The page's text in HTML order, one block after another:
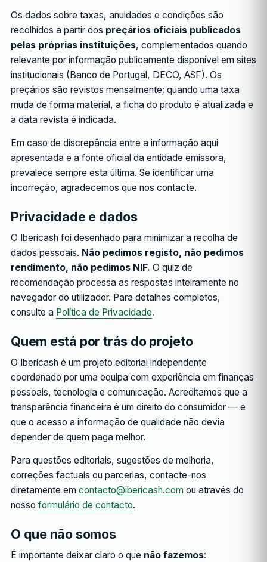
Os dados sobre taxas, anuidades e condições são
recolhidos a partir dos preçários oficiais publicados
pelas próprias instituições, complementados quando
relevante por informação publicamente disponível em sites
institucionais (Banco de Portugal, DECO, ASF). Os
preçários são revistos mensalmente; quando uma taxa
muda de forma material, a ficha do produto é atualizada e
a data revista é indicada.
Em caso de discrepância entre a informação aqui
apresentada e a fonte oficial da entidade emissora,
prevalece sempre esta última. Se identificar uma
incorreção, agradecemos que nos contacte.
Privacidade e dados
O Ibericash foi desenhado para minimizar a recolha de
dados pessoais. Não pedimos registo, não pedimos
rendimento, não pedimos NIF. O quiz de
recomendação processa as respostas inteiramente no
navegador do utilizador. Para detalhes completos,
consulte a Política de Privacidade.
Quem está por trás do projeto
O Ibericash é um projeto editorial independente
coordenado por uma equipa com experiência em finanças
pessoais, tecnologia e comunicação. Acreditamos que a
transparência financeira é um direito do consumidor — e
que o acesso a informação de qualidade não devia
depender de quem paga melhor.
Para questões editoriais, sugestões de melhoria,
correções factuais ou parcerias, contacte-nos
diretamente em contacto@ibericash.com ou através do
nosso formulário de contacto.
O que não somos
É importante deixar claro o que não fazemos: